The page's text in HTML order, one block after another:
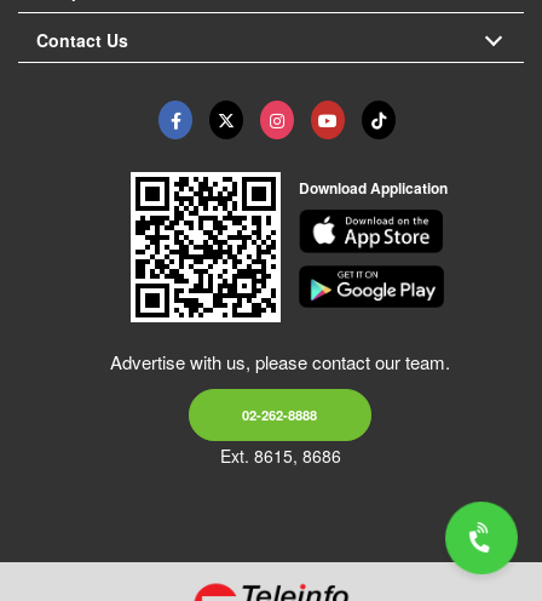
Contact Us
Download Application
Advertise with us, please contact our team.
02-262-8888
Ext. 8615, 8686